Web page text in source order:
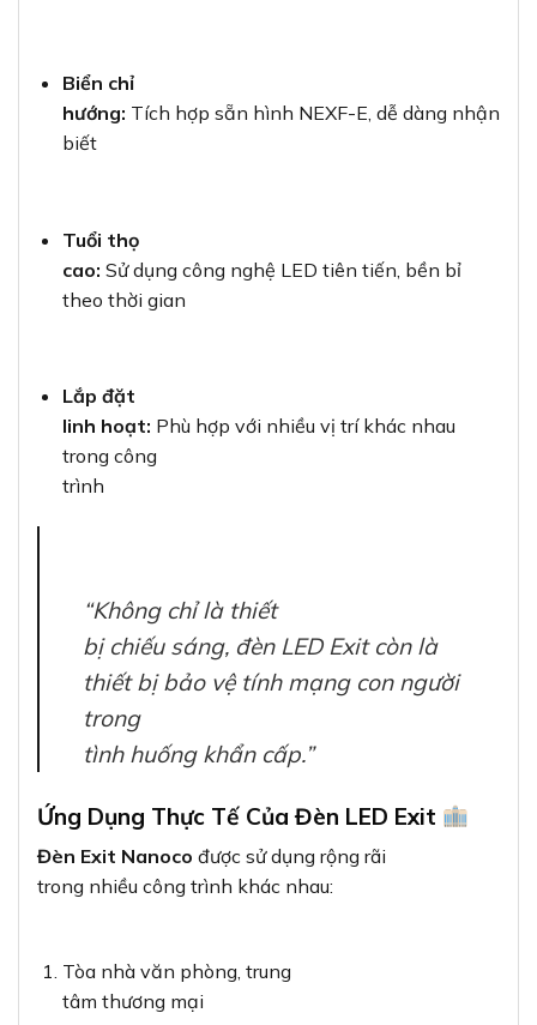
Biển chỉ
hướng: Tích hợp sẵn hình NEXF-E, dễ dàng nhận
biết
Tuổi thọ
cao: Sử dụng công nghệ LED tiên tiến, bền bỉ
theo thời gian
Lắp đặt
linh hoạt: Phù hợp với nhiều vị trí khác nhau
trong công
trình
“Không chỉ là thiết
bị chiếu sáng, đèn LED Exit còn là
thiết bị bảo vệ tính mạng con người
trong
tình huống khẩn cấp.”
Ứng Dụng Thực Tế Của Đèn LED Exit
Đèn Exit Nanoco được sử dụng rộng rãi
trong nhiều công trình khác nhau:
Tòa nhà văn phòng, trung
tâm thương mại